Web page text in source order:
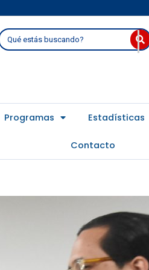
Buscar
Programas Estadísticas
Contacto